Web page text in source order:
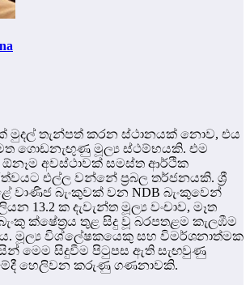
මුදල් තැන්පත් කරන ස්ථානයක් නොව, එය
ගොඩනැඟුණු මූල්‍ය ස්ථම්භයකි. එම
ඕනෑම අවස්ථාවක් සමස්ත ආර්ථික
එල්ල වන්නේ ප්‍රබල තර්ජනයකි. ශ්‍රී
වාණිජ බැංකුවක් වන NDB බැංකුවෙන්
13.2 ක දැවැන්ත මූල්‍ය වංචාව, මෑත
ක්ෂේත්‍රය තුළ සිදු වූ බරපතළම කැලඹීම
මූල්‍ය විශ්ලේෂකයෙකු සහ විමර්ශනාත්මක
මෙම සිදුවීම පිටුපස ඇති සැඟවුණු
හෙලිවන කරුණු ගණනාවකි.